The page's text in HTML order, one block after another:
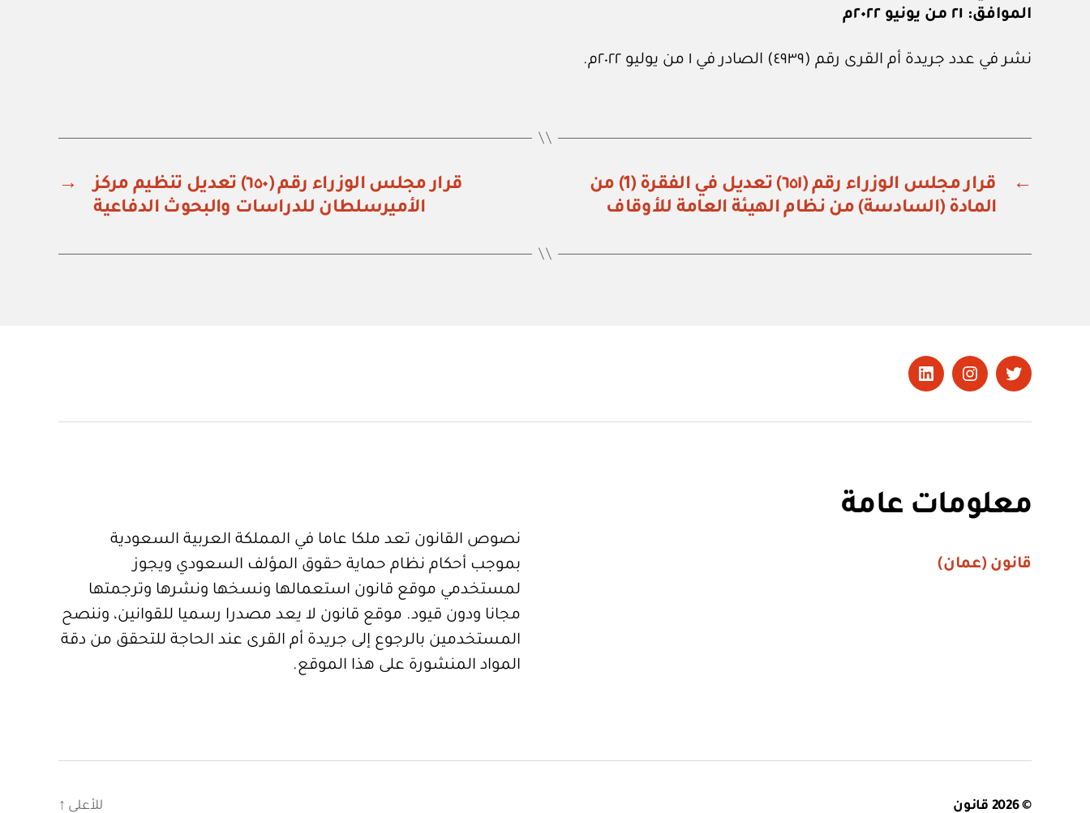
الموافق: ٢١ من يونيو ٢٠٢٢م
نشر في عدد جريدة أم القرى رقم (٤٩٣٩) الصادر في ١ من يوليو ٢٠٢٢م.
←
قرار مجلس الوزراء رقم (٦٥١) تعديل في الفقرة (1) من
المادة (السادسة) من نظام الهيئة العامة للأوقاف
→
قرار مجلس الوزراء رقم (٦٥٠) تعديل تنظيم مركز
الأميرسلطان للدراسات والبحوث الدفاعية
تويتر Instagram
LinkedIn
معلومات عامة
قانون (عمان)
نصوص القانون تعد ملكا عاما في المملكة العربية السعودية
بموجب أحكام نظام حماية حقوق المؤلف السعودي ويجوز
لمستخدمي موقع قانون استعمالها ونسخها ونشرها وترجمتها
مجانا ودون قيود. موقع قانون لا يعد مصدرا رسميا للقوانين، وننصح
المستخدمين بالرجوع إلى جريدة أم القرى عند الحاجة للتحقق من دقة
المواد المنشورة على هذا الموقع.
© 2026 قانون للأعلى ↑